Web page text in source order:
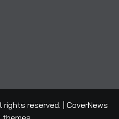
rights reserved. | CoverNews